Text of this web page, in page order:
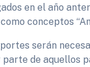
en el año
conceptos
serán
parte de aquellos